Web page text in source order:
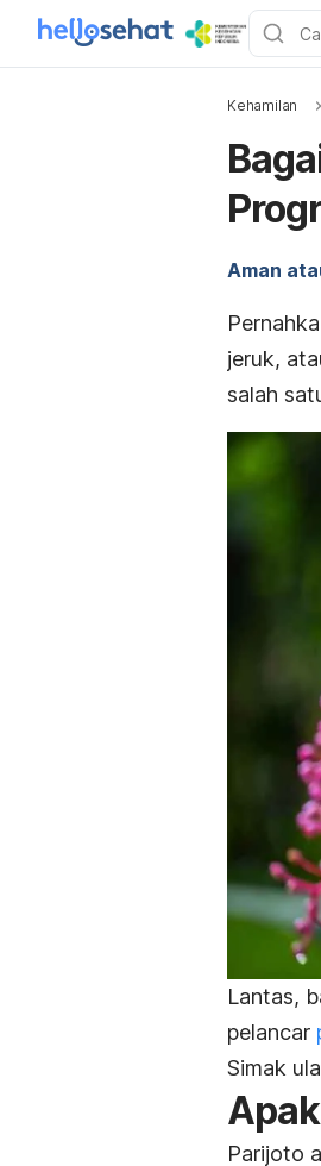
Kehamilan
Aman
jeruk,
salah
Lantas,
pelancar
Simak
Parijoto